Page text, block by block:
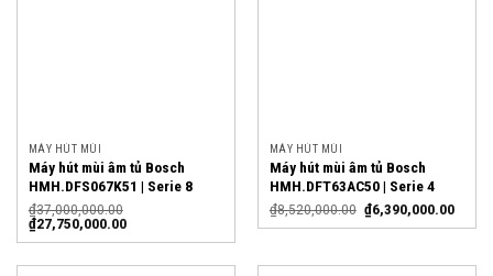
MÁY HÚT MÙI
Máy hút mùi âm tủ Bosch
HMH.DFS067K51 | Serie 8
₫37,000,000.00
₫27,750,000.00
MÁY HÚT MÙI
Máy hút mùi âm tủ Bosch
HMH.DFT63AC50 | Serie 4
₫8,520,000.00 ₫6,390,000.00